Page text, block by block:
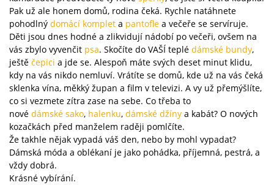
Pak už ale honem domů, rodina čeká. Rychle natáhnete
pohodlný domácí komplet a pantofle a večeře se servíruje.
Děti jsou dnes hodné a zlikvidují nádobí po večeři, ovšem na
vás zbylo vyvenčit psa. Skočíte do VAŠÍ teplé dámské bundy,
ještě čepici a jde se. Alespoň máte svých deset minut klidu,
kdy na vás nikdo nemluví. Vrátíte se domů, kde už na vás čeká
sklenka vína, měkký župan a film v televizi. A vy už přemýšlíte,
co si vezmete zítra zase na sebe. Co třeba to
nové dámské sako, halenku, dámské džíny a kabát? O nových
kozačkách před manželem raději pomlčíte.
Že takhle nějak vypadá váš den, nebo by mohl vypadat?
Dámská móda a oblékaní je jako pohádka, příjemná, pestrá, a
vždy dobrá.
Krásné vybírání.